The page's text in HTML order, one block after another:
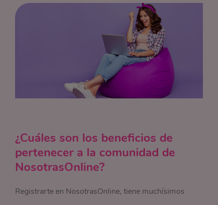
¿Cuáles son los beneficios de
pertenecer a la comunidad de
NosotrasOnline?
Registrarte en NosotrasOnline, tiene muchísimos